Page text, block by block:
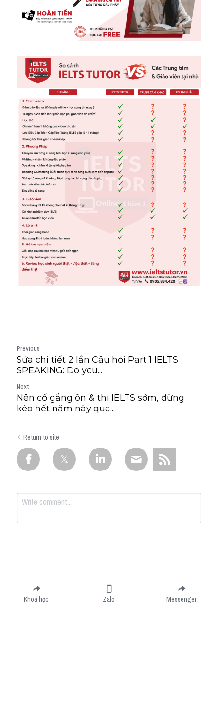
Previous
Sửa chi tiết 2 lần Câu hỏi Part 1 IELTS
SPEAKING: ​Do you...
Next
Nên cố gắng ôn & thi IELTS sớm, đừng
kéo hết năm này qua...
Return to site
Submit
Khoá học Zalo Messenger